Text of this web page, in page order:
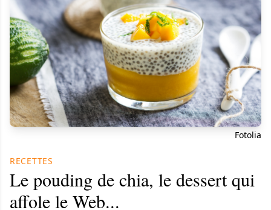
Fotolia
RECETTES
Le pouding de chia, le dessert qui
affole le Web...